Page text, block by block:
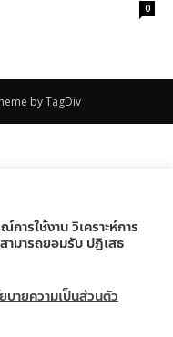
0
by TagDiv
ารใช้งาน วิเคราะห์การ
ามารถยอมรับ ปฏิเสธ
บายความเป็นส่วนตัว